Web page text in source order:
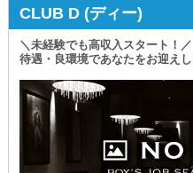
CLUB D (ディー)
＼未経験でも高収入スタート！
待遇・良環境であなたをお迎えし